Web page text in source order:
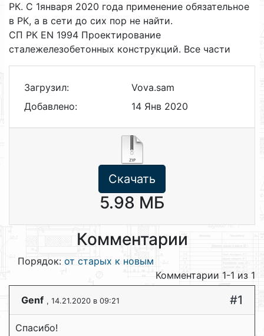
РК. С 1января 2020 года применение обязательное
в РК, а в сети до сих пор не найти.
СП РК EN 1994 Проектирование
сталежелезобетонных конструкций. Все части
Загрузил:
Vova.sam
Добавлено:
14 Янв 2020
Скачать
5.98 МБ
Комментарии
Порядок: от старых к новым
Комментарии 1-1 из 1
Genf , 14.21.2020 в 09:21 #1
Спасибо!